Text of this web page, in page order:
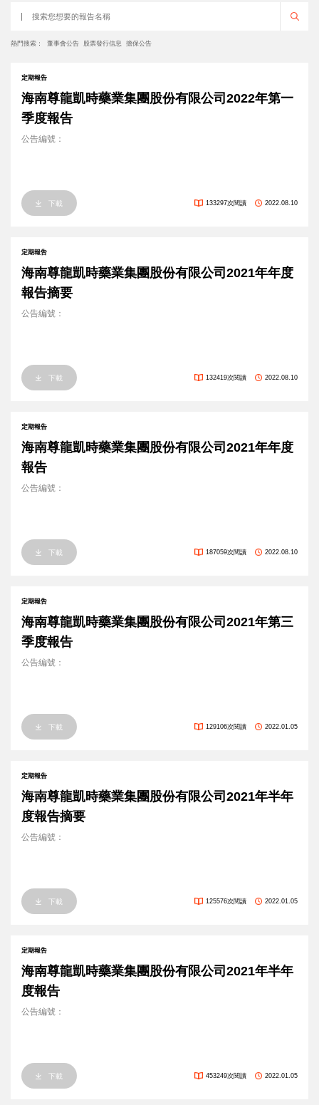
熱門搜索： 董事會公告 股票發行信息 擔保公告
定期報告
海南尊龍凱時藥業集團股份有限公司2022年第一
季度報告
公告編號：
下載 133297次閱讀 2022.08.10
定期報告
海南尊龍凱時藥業集團股份有限公司2021年年度
報告摘要
公告編號：
下載 132419次閱讀 2022.08.10
定期報告
海南尊龍凱時藥業集團股份有限公司2021年年度
報告
公告編號：
下載 187059次閱讀 2022.08.10
定期報告
海南尊龍凱時藥業集團股份有限公司2021年第三
季度報告
公告編號：
下載 129106次閱讀 2022.01.05
定期報告
海南尊龍凱時藥業集團股份有限公司2021年半年
度報告摘要
公告編號：
下載 125576次閱讀 2022.01.05
定期報告
海南尊龍凱時藥業集團股份有限公司2021年半年
度報告
公告編號：
下載 453249次閱讀 2022.01.05